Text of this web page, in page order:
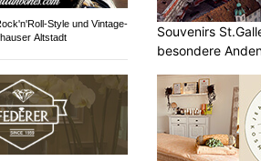
Style und Vintage-
Altstadt
Souvenirs
besondere